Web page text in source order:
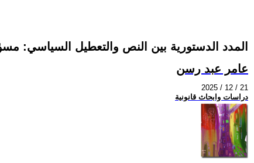
المدد الدستورية بين النص والتعطيل السياسي:
عامر عبد رسن
2025 / 12 / 21
دراسات وابحاث قانونية